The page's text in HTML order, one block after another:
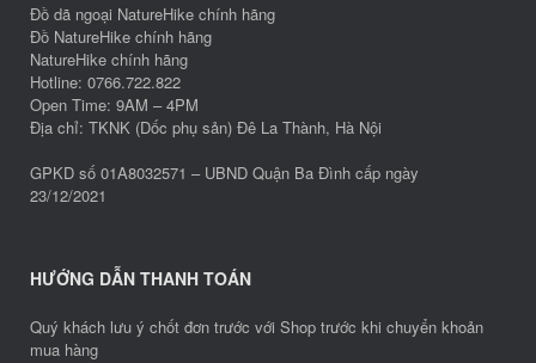
Đồ dã ngoại NatureHike chính hãng
Đồ NatureHike chính hãng
NatureHike chính hãng
Hotline: 0766.722.822
Open Time: 9AM – 4PM
Địa chỉ: TKNK (Dốc phụ sản) Đê La Thành, Hà Nội
GPKD số 01A8032571 – UBND Quận Ba Đình cấp ngày
23/12/2021
HƯỚNG DẪN THANH TOÁN
Quý khách lưu ý chốt đơn trước với Shop trước khi chuyển khoản
mua hàng